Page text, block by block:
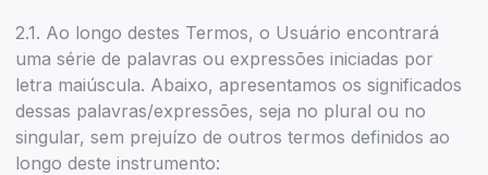
2.1. Ao longo destes Termos, o Usuário encontrará
uma série de palavras ou expressões iniciadas por
letra maiúscula. Abaixo, apresentamos os significados
dessas palavras/expressões, seja no plural ou no
singular, sem prejuízo de outros termos definidos ao
longo deste instrumento: